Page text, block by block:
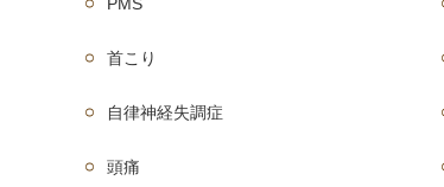
首こり
自律神経失調症
頭痛